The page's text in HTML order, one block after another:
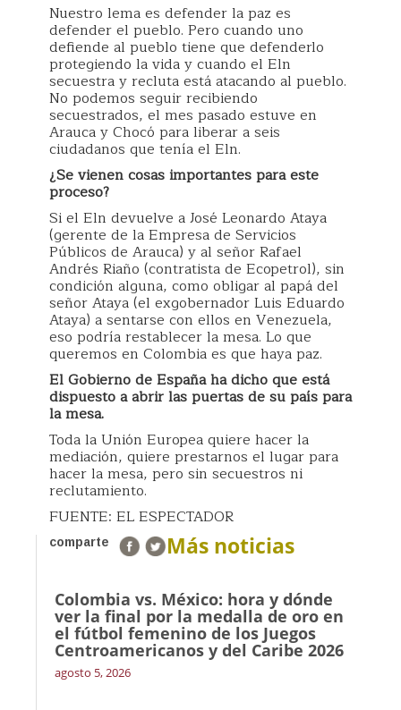
Nuestro lema es defender la paz es
defender el pueblo. Pero cuando uno
defiende al pueblo tiene que defenderlo
protegiendo la vida y cuando el Eln
secuestra y recluta está atacando al pueblo.
No podemos seguir recibiendo
secuestrados, el mes pasado estuve en
Arauca y Chocó para liberar a seis
ciudadanos que tenía el Eln.
¿Se vienen cosas importantes para este
proceso?
Si el Eln devuelve a José Leonardo Ataya
(gerente de la Empresa de Servicios
Públicos de Arauca) y al señor Rafael
Andrés Riaño (contratista de Ecopetrol), sin
condición alguna, como obligar al papá del
señor Ataya (el exgobernador Luis Eduardo
Ataya) a sentarse con ellos en Venezuela,
eso podría restablecer la mesa. Lo que
queremos en Colombia es que haya paz.
El Gobierno de España ha dicho que está
dispuesto a abrir las puertas de su país para
la mesa.
Toda la Unión Europea quiere hacer la
mediación, quiere prestarnos el lugar para
hacer la mesa, pero sin secuestros ni
reclutamiento.
FUENTE: EL ESPECTADOR
comparte Más noticias
Colombia vs. México: hora y dónde
ver la final por la medalla de oro en
el fútbol femenino de los Juegos
Centroamericanos y del Caribe 2026
agosto 5, 2026